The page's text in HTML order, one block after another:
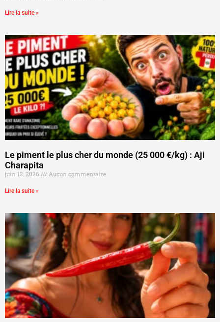
Lire la suite »
Le piment le plus cher du monde (25 000 €/kg) : Aji
Charapita
juin 12, 2026 Aucun commentaire
Lire la suite »